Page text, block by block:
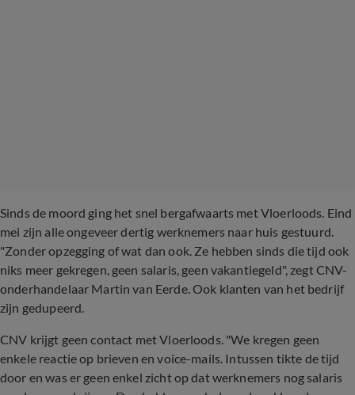
Sinds de moord ging het snel bergafwaarts met Vloerloods. Eind
mei zijn alle ongeveer dertig werknemers naar huis gestuurd.
"Zonder opzegging of wat dan ook. Ze hebben sinds die tijd ook
niks meer gekregen, geen salaris, geen vakantiegeld", zegt CNV-
onderhandelaar Martin van Eerde. Ook klanten van het bedrijf
zijn gedupeerd.
CNV krijgt geen contact met Vloerloods. "We kregen geen
enkele reactie op brieven en voice-mails. Intussen tikte de tijd
door en was er geen enkel zicht op dat werknemers nog salaris